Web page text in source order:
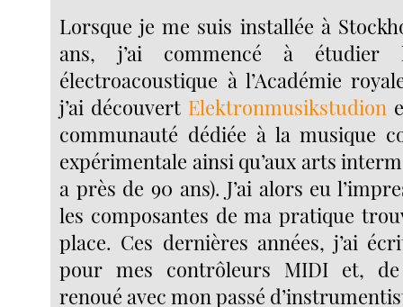
Lorsque je me suis installée à
ans, j’ai commencé à étudier
électroacoustique à l’Académie
j’ai découvert Elektronmusikstudion
communauté dédiée à la musique
expérimentale ainsi qu’aux arts
a près de 90 ans). J’ai alors eu
les composantes de ma pratique
place. Ces dernières années, j’ai
pour mes contrôleurs MIDI et,
renoué avec mon passé